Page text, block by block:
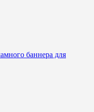
баннера для